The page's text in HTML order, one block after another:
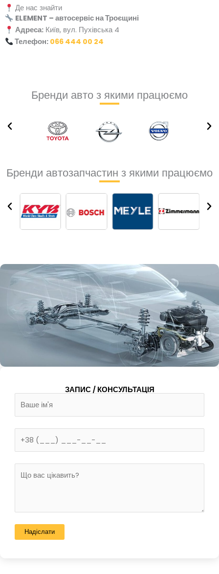
Де нас знайти
ELEMENT – автосервіс на Троєщині
Адреса:Київ, вул. Пухівська 4
Телефон: 066 444 00 24
Бренди авто з якими працюємо
Бренди автозапчастин з якими працюємо
ЗАПИС / КОНСУЛЬТАЦІЯ